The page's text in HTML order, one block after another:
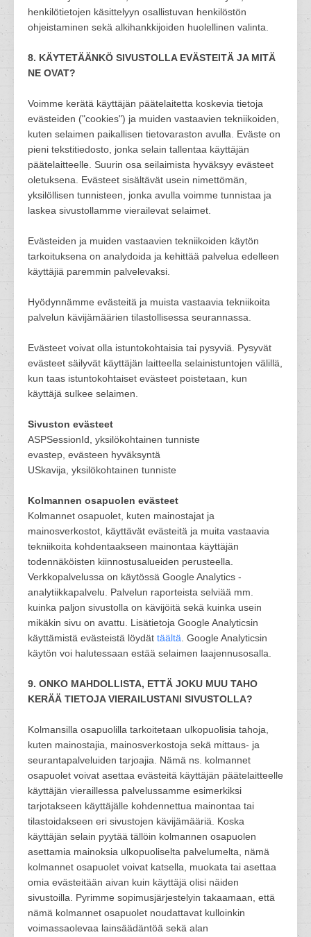
henkilötietojen käsittelyyn osallistuvan henkilöstön
ohjeistaminen sekä alkihankkijoiden huolellinen valinta.
8. KÄYTETÄÄNKÖ SIVUSTOLLA EVÄSTEITÄ JA MITÄ
NE OVAT?
Voimme kerätä käyttäjän päätelaitetta koskevia tietoja
evästeiden ("cookies") ja muiden vastaavien tekniikoiden,
kuten selaimen paikallisen tietovaraston avulla. Eväste on
pieni tekstitiedosto, jonka selain tallentaa käyttäjän
päätelaitteelle. Suurin osa seilaimista hyväksyy evästeet
oletuksena. Evästeet sisältävät usein nimettömän,
yksilöllisen tunnisteen, jonka avulla voimme tunnistaa ja
laskea sivustollamme vierailevat selaimet.
Evästeiden ja muiden vastaavien tekniikoiden käytön
tarkoituksena on analydoida ja kehittää palvelua edelleen
käyttäjiä paremmin palvelevaksi.
Hyödynnämme evästeitä ja muista vastaavia tekniikoita
palvelun kävijämäärien tilastollisessa seurannassa.
Evästeet voivat olla istuntokohtaisia tai pysyviä. Pysyvät
evästeet säilyvät käyttäjän laitteella selainistuntojen välillä,
kun taas istuntokohtaiset evästeet poistetaan, kun
käyttäjä sulkee selaimen.
Sivuston evästeet
ASPSessionId, yksilökohtainen tunniste
evastep, evästeen hyväksyntä
USkavija, yksilökohtainen tunniste
Kolmannen osapuolen evästeet
Kolmannet osapuolet, kuten mainostajat ja
mainosverkostot, käyttävät evästeitä ja muita vastaavia
tekniikoita kohdentaakseen mainontaa käyttäjän
todennäköisten kiinnostusalueiden perusteella.
Verkkopalvelussa on käytössä Google Analytics -
analytiikkapalvelu. Palvelun raporteista selviää mm.
kuinka paljon sivustolla on kävijöitä sekä kuinka usein
mikäkin sivu on avattu. Lisätietoja Google Analyticsin
käyttämistä evästeistä löydät täältä . Google Analyticsin
käytön voi halutessaan estää selaimen laajennusosalla.
9. ONKO MAHDOLLISTA, ETTÄ JOKU MUU TAHO
KERÄÄ TIETOJA VIERAILUSTANI SIVUSTOLLA?
Kolmansilla osapuolilla tarkoitetaan ulkopuolisia tahoja,
kuten mainostajia, mainosverkostoja sekä mittaus- ja
seurantapalveluiden tarjoajia. Nämä ns. kolmannet
osapuolet voivat asettaa evästeitä käyttäjän päätelaitteelle
käyttäjän vieraillessa palvelussamme esimerkiksi
tarjotakseen käyttäjälle kohdennettua mainontaa tai
tilastoidakseen eri sivustojen kävijämääriä. Koska
käyttäjän selain pyytää tällöin kolmannen osapuolen
asettamia mainoksia ulkopuoliselta palvelumelta, nämä
kolmannet osapuolet voivat katsella, muokata tai asettaa
omia evästeitään aivan kuin käyttäjä olisi näiden
sivustoilla. Pyrimme sopimusjärjestelyin takaamaan, että
nämä kolmannet osapuolet noudattavat kulloinkin
voimassaolevaa lainsäädäntöä sekä alan